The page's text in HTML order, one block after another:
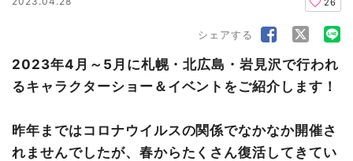
シェアする
2023年4月～5月に札幌・北広島・岩見沢で行われ
るキャラクターショー＆イベントをご紹介します！
昨年まではコロナウイルスの関係でなかなか開催さ
れませんでしたが、春からたくさん復活してきてい